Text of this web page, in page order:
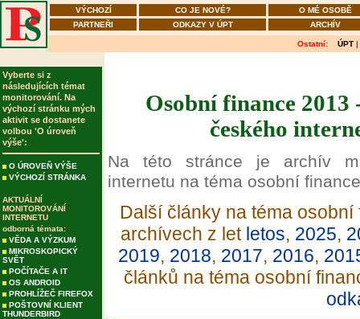
VÝCHOZÍ CO JE NOVÉ?
O MÉ OSOBĚ
PARTNEŘI
ODKAZY V ÚPT ARCHÍV
Ostatní: ÚPT |
Vyberte si z
následujících témat
monitorování. Na
výchozí stránku mých
aktivit se dostanete
volbou 'O úroveň
výše':
O ÚROVEŇ VÝŠE
VÝCHOZÍ STRÁNKA
AKTUÁLNÍ
MONITOROVÁNÍ
INTERNETU
odborná témata:
VĚDA A VÝZKUM
MIKROSKOPICKÝ
SVĚT
POČÍTAČE A IT
OS ANDROID
PROHLÍŽEČ FIREFOX
POŠTOVNÍ KLIENT
THUNDERBIRD
Osobní finance
českého
Na této stránce je archív
internetu na téma osobní
Další články na téma
archívech z let letos, 2025,
2019, 2018, 2017, 2016,
článků na téma osobní